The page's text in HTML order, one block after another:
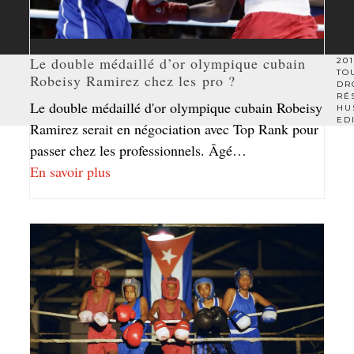
Le double médaillé d’or olympique cubain
Robeisy Ramirez chez les pro ?
Le double médaillé d'or olympique cubain Robeisy
Ramirez serait en négociation avec Top Rank pour
passer chez les professionnels. Âgé…
En savoir plus